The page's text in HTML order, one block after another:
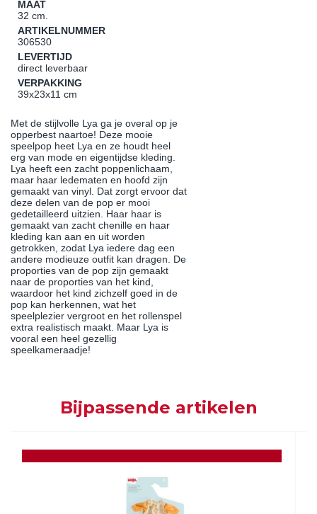
MAAT
32 cm.
ARTIKELNUMMER
306530
LEVERTIJD
direct leverbaar
VERPAKKING
39x23x11 cm
Met de stijlvolle Lya ga je overal op je
opperbest naartoe! Deze mooie
speelpop heet Lya en ze houdt heel
erg van mode en eigentijdse kleding.
Lya heeft een zacht poppenlichaam,
maar haar ledematen en hoofd zijn
gemaakt van vinyl. Dat zorgt ervoor dat
deze delen van de pop er mooi
gedetailleerd uitzien. Haar haar is
gemaakt van zacht chenille en haar
kleding kan aan en uit worden
getrokken, zodat Lya iedere dag een
andere modieuze outfit kan dragen. De
proporties van de pop zijn gemaakt
naar de proporties van het kind,
waardoor het kind zichzelf goed in de
pop kan herkennen, wat het
speelplezier vergroot en het rollenspel
extra realistisch maakt. Maar Lya is
vooral een heel gezellig
speelkameraadje!
Bijpassende artikelen